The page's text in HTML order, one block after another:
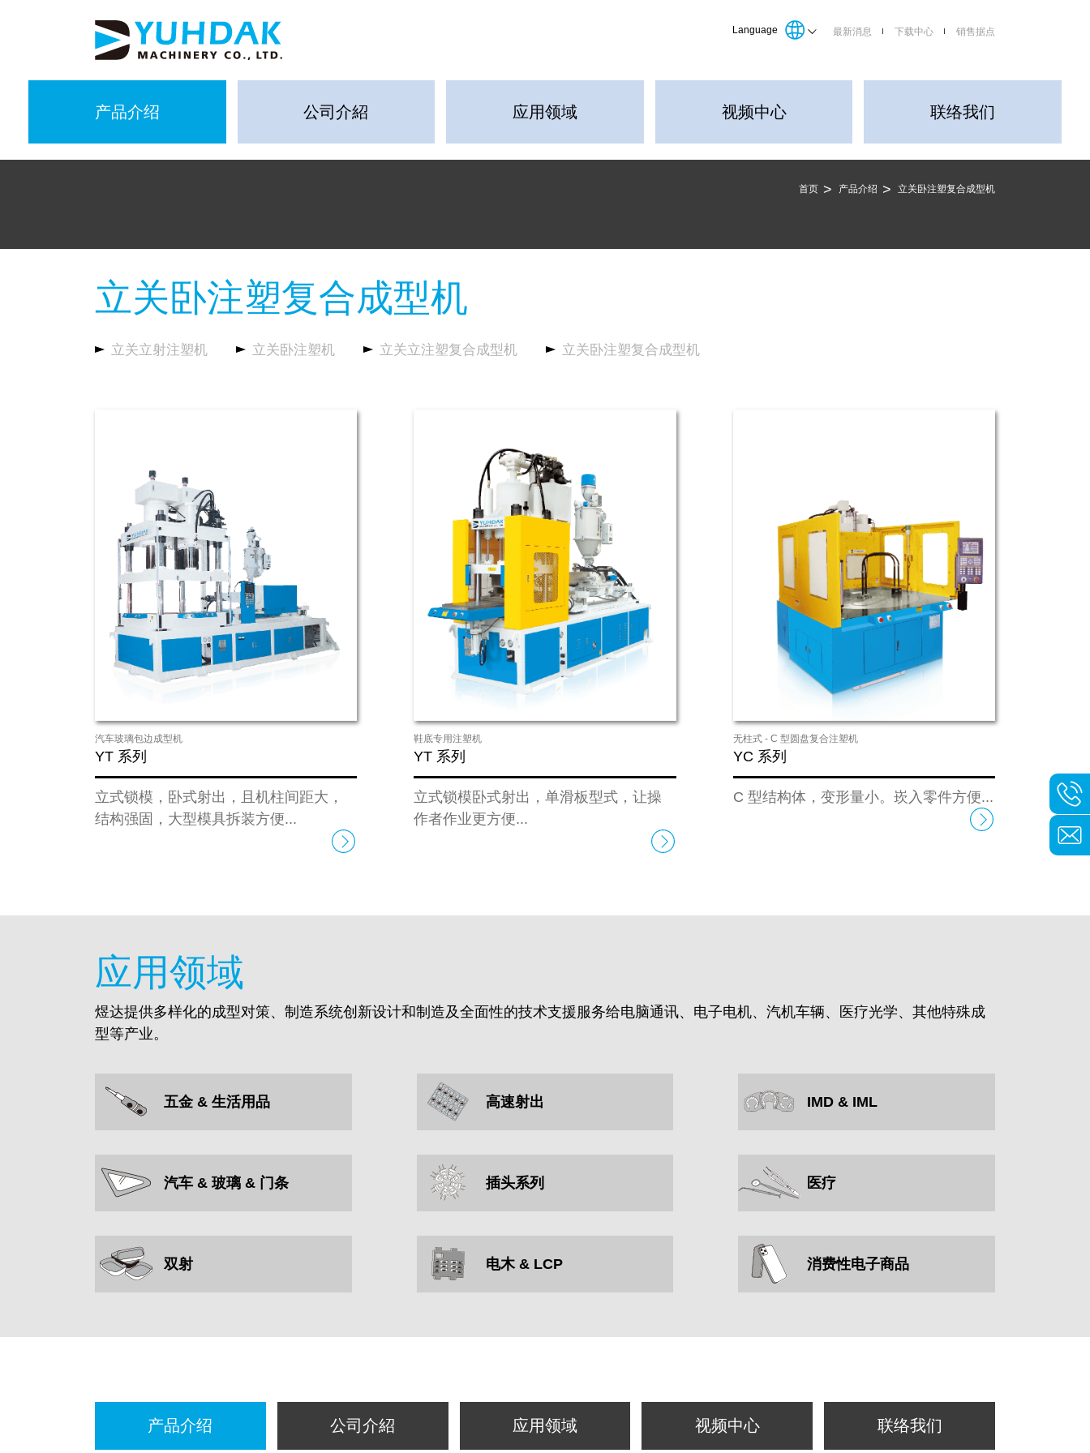
Language 最新消息 下载中心 销售据点
产品介绍 公司介紹 应用领域 视频中心 联络我们
首页 产品介绍 立关卧注塑复合成型机
立关卧注塑复合成型机
立关立射注塑机 立关卧注塑机 立关立注塑复合成型机 立关卧注塑复合成型机
汽车玻璃包边成型机
YT 系列
立式锁模，卧式射出，且机柱间距大，
结构强固，大型模具拆装方便...
鞋底专用注塑机
YT 系列
立式锁模卧式射出，单滑板型式，让操
作者作业更方便...
无柱式 - C 型圆盘复合注塑机
YC 系列
C 型结构体，变形量小。崁入零件方便...
应用领域
煜达提供多样化的成型对策、制造系统创新设计和制造及全面性的技术支援服务给电脑通讯、电子电机、汽机车辆、医疗光学、其他特殊成
型等产业。
五金 & 生活用品 高速射出 IMD & IML
汽车 & 玻璃 & 门条 插头系列 医疗
双射 电木 & LCP 消费性电子商品
产品介绍 公司介紹 应用领域 视频中心 联络我们